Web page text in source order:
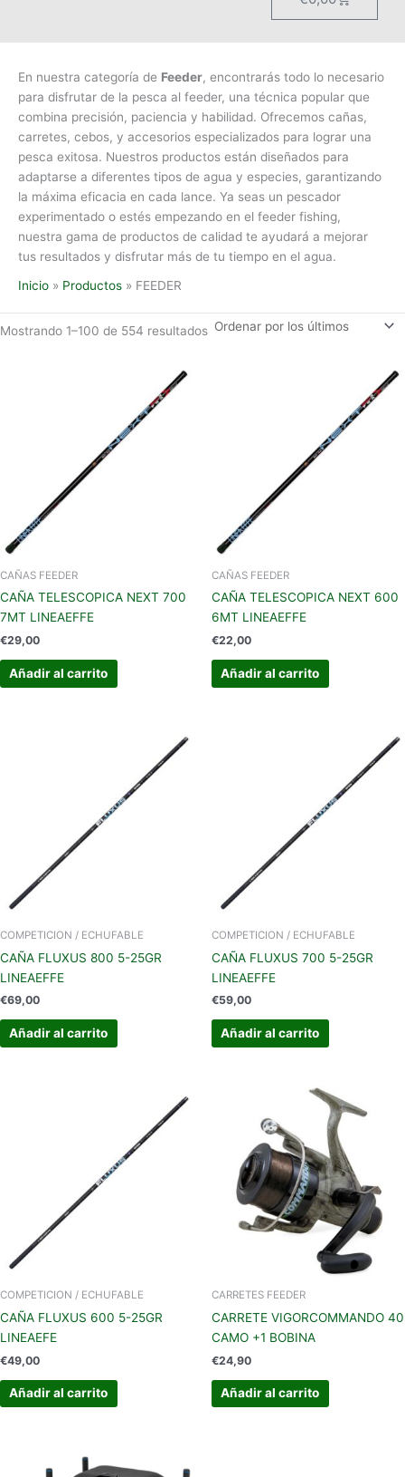
En nuestra categoría de Feeder, encontrarás todo lo necesario
para disfrutar de la pesca al feeder, una técnica popular que
combina precisión, paciencia y habilidad. Ofrecemos cañas,
carretes, cebos, y accesorios especializados para lograr una
pesca exitosa. Nuestros productos están diseñados para
adaptarse a diferentes tipos de agua y especies, garantizando
la máxima eficacia en cada lance. Ya seas un pescador
experimentado o estés empezando en el feeder fishing,
nuestra gama de productos de calidad te ayudará a mejorar
tus resultados y disfrutar más de tu tiempo en el agua.
Inicio
Productos FEEDER
Mostrando 1–100 de 554 resultados
CAÑAS FEEDER
CAÑA TELESCOPICA NEXT 700
7MT LINEAEFFE
€29,00
Añadir al carrito
CAÑAS FEEDER
CAÑA TELESCOPICA NEXT 600
6MT LINEAEFFE
€22,00
Añadir al carrito
COMPETICION / ECHUFABLE
CAÑA FLUXUS 800 5-25GR
LINEAEFFE
€69,00
Añadir al carrito
COMPETICION / ECHUFABLE
CAÑA FLUXUS 700 5-25GR
LINEAEFFE
€59,00
Añadir al carrito
COMPETICION / ECHUFABLE
CAÑA FLUXUS 600 5-25GR
LINEAEFE
€49,00
Añadir al carrito
CARRETES FEEDER
CARRETE VIGORCOMMANDO 40
CAMO +1 BOBINA
€24,90
Añadir al carrito